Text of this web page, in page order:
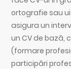
ortografie sau
asigura un
un CV de bază,
(formare
participări